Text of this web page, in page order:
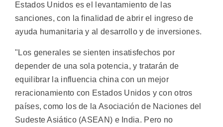
Estados Unidos es el levantamiento de las
sanciones, con la finalidad de abrir el ingreso de
ayuda humanitaria y al desarrollo y de inversiones.
"Los generales se sienten insatisfechos por
depender de una sola potencia, y tratarán de
equilibrar la influencia china con un mejor
reracionamiento con Estados Unidos y con otros
países, como los de la Asociación de Naciones del
Sudeste Asiático (ASEAN) e India. Pero no